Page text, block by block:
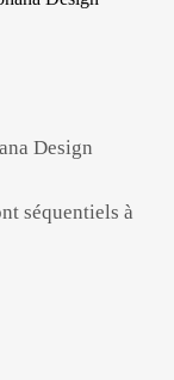
Design
séquentiels à